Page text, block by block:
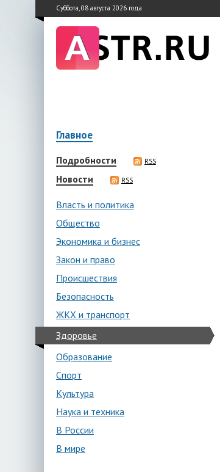
Суббота, 08 августа 2026 года
Главное
Подробности RSS
Новости RSS
Власть и политика
Общество
Экономика и бизнес
Закон и право
Происшествия
Безопасность
ЖКХ и транспорт
Здоровье
Образование
Спорт
Культура
Наука и техника
В России
В мире